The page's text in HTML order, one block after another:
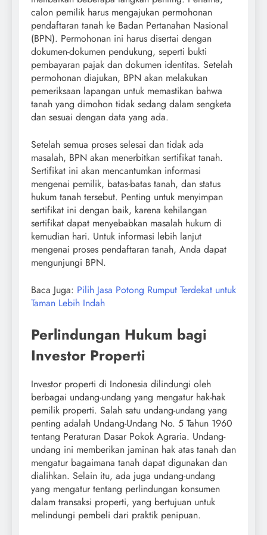
calon pemilik harus mengajukan permohonan
pendaftaran tanah ke Badan Pertanahan Nasional
(BPN). Permohonan ini harus disertai dengan
dokumen-dokumen pendukung, seperti bukti
pembayaran pajak dan dokumen identitas. Setelah
permohonan diajukan, BPN akan melakukan
pemeriksaan lapangan untuk memastikan bahwa
tanah yang dimohon tidak sedang dalam sengketa
dan sesuai dengan data yang ada.
Setelah semua proses selesai dan tidak ada
masalah, BPN akan menerbitkan sertifikat tanah.
Sertifikat ini akan mencantumkan informasi
mengenai pemilik, batas-batas tanah, dan status
hukum tanah tersebut. Penting untuk menyimpan
sertifikat ini dengan baik, karena kehilangan
sertifikat dapat menyebabkan masalah hukum di
kemudian hari. Untuk informasi lebih lanjut
mengenai proses pendaftaran tanah, Anda dapat
mengunjungi BPN.
Baca Juga: Pilih Jasa Potong Rumput Terdekat untuk
Taman Lebih Indah
Perlindungan Hukum bagi
Investor Properti
Investor properti di Indonesia dilindungi oleh
berbagai undang-undang yang mengatur hak-hak
pemilik properti. Salah satu undang-undang yang
penting adalah Undang-Undang No. 5 Tahun 1960
tentang Peraturan Dasar Pokok Agraria. Undang-
undang ini memberikan jaminan hak atas tanah dan
mengatur bagaimana tanah dapat digunakan dan
dialihkan. Selain itu, ada juga undang-undang
yang mengatur tentang perlindungan konsumen
dalam transaksi properti, yang bertujuan untuk
melindungi pembeli dari praktik penipuan.